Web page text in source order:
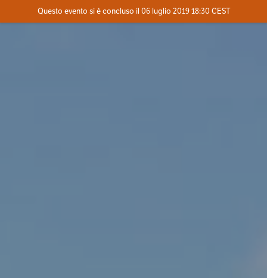
Dove
Questo evento si è concluso il 06 luglio 2019 18:30 CEST